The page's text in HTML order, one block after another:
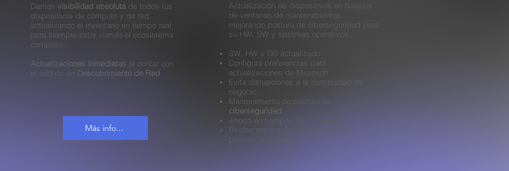
Damos visibilidad absoluta de todos tus
dispositivos de cómputo y de red,
actualizando el inventario en tiempo real,
para siempre estar viendo el ecosistema
completo.
Actualizaciones inmediatas al contar con
el add-on de Descubrimiento de Red
Más info...
Actualización de dispositivos en horarios
de ventanas de mantenimientos,
mejorando postura de ciberseguridad para
su HW, SW y sistemas operativos.
SW, HW y OS actualizado
Configura preferencias para
actualizaciones de Microsoft
Evita disrupciones a la continuidad de
negocio
Mantenimiento de postura de
ciberseguridad
Ahorro en tiempos de instalación
Recibe notificaciones de todos los